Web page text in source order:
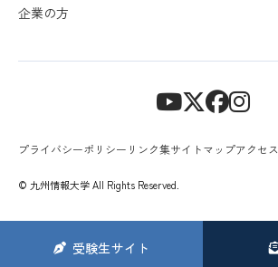
受験生サイト
企業の方
プライバシーポリシー リンク集サイトマップアクセス
© 九州情報大学 All Rights Reserved.